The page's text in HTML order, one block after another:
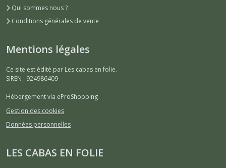
Qui sommes nous ?
Conditions générales de vente
Mentions légales
Ce site est édité par Les cabas en folie.
SIREN : 924986409
Hébergement via eProShopping
Gestion des cookies
Données personnelles
LES CABAS EN FOLIE